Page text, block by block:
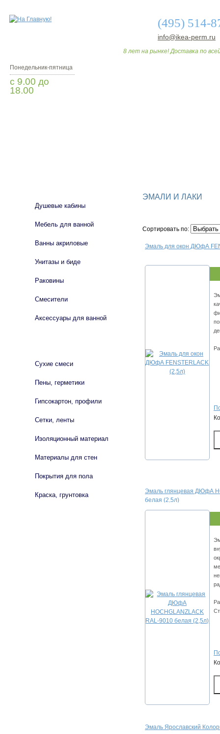
(495) 514-
info@ikea-perm.ru
8 лет на рынке! Доставка по
Понедельник-пятница
с 9.00 до
18.00
ЭМАЛИ И ЛАКИ
Сортировать по:
Эмаль для окон ДЮфА
Эмаль глянцевая ДЮфА
белая (2,5л)
Эмаль Ярославский
Душевые кабины
Мебель для ванной
Ванны акриловые
Унитазы и биде
Раковины
Смесители
Аксессуары для ванной
Сухие смеси
Пены, герметики
Гипсокартон, профили
Сетки, ленты
Изоляционный материал
Материалы для стен
Покрытия для пола
Краска, грунтовка